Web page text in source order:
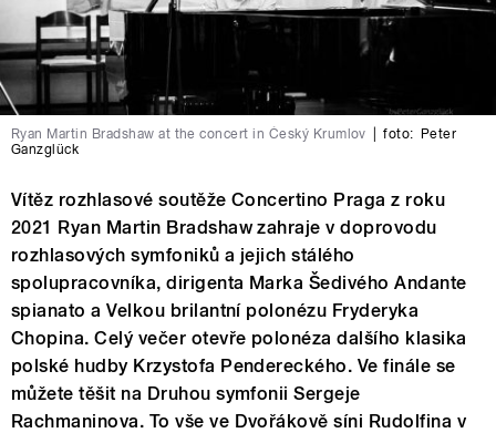
Ryan Martin Bradshaw at the concert in Český Krumlov foto:
Peter
Ganzglück
Vítěz rozhlasové soutěže Concertino Praga z roku
2021 Ryan Martin Bradshaw zahraje v doprovodu
rozhlasových symfoniků a jejich stálého
spolupracovníka, diri­genta Marka Šedivého Andante
spianato a Velkou brilantní polo­nézu Fryderyka
Chopina. Celý večer otevře polonéza dalšího klasika
polské hudby Krzystofa Penderec­kého. Ve finále se
můžete těšit na Druhou symfonii Sergeje
Rachmaninova. To vše ve Dvořákově síni Rudolfina v